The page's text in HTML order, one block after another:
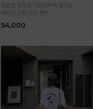
깔끔한 핏으로 데일리하게 즐기는
베이직 코튼 하프 팬츠
54,000